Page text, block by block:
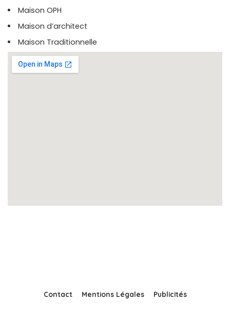
Maison OPH
Maison d’architect
Maison Traditionnelle
Contact Mentions Légales Publicités